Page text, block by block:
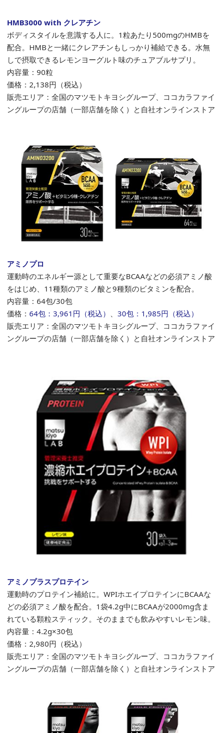
HMB3000 with クレアチン
ボディスタイルを意識する人に。1粒あたり500mgのHMBを
配合。HMBと一緒にクレアチンもしっかり補給できる。水無
しで摂取できるレモンヨーグルト味のチュアブルサプリ。
内容量：90粒
価格： 2,138円（税込）
販売エリア：全国のマツモトキヨシグループ、ココカラファイ
ングループの店舗（一部店舗を除く）と自社オンラインストア
アミノプロ
運動時のエネルギー源として重要なBCAAなどの必須アミノ酸
をはじめ、11種類のアミノ酸と9種類のビタミンを配合。
内容量：64包/30包
価格： 64包： 3,961 円（税込） 30包： 1,985円 （税込）
販売エリア：全国のマツモトキヨシグループ、ココカラファイ
ングループの店舗（一部店舗を除く）と自社オンラインストア
アミノプラスプロテイン
運動時のプロテイン補給に。WPIホエイプロテインにBCAAな
どの必須アミノ酸を配合。1袋4.2g中にBCAAが2000mg含ま
れている顆粒スティック。そのままでも飲みやすいレモン味。
内容量：4.2g×30包
価格： 2,980円（税込）
販売エリア：全国のマツモトキヨシグループ、ココカラファイ
ングループの店舗（一部店舗を除く）と自社オンラインストア